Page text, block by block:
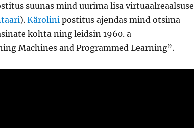
suunas mind uurima lisa virtuaalreaalsuse
). Kärolinipostitus ajendas mind otsima
kohta ning leidsin 1960. a
Machines and Programmed Learning”.